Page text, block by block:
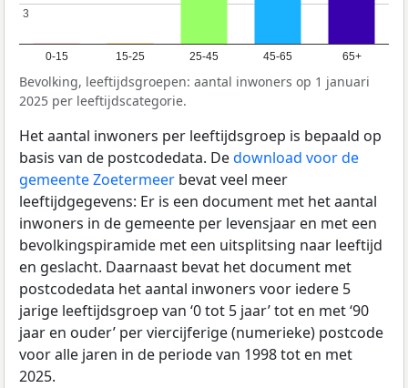
0-15 15-25 25-45 45-65 65+
3
3
Bevolking, leeftijdsgroepen: aantal inwoners op 1 januari
2025 per leeftijdscategorie.
Het aantal inwoners per leeftijdsgroep is bepaald op
basis van de postcodedata. Dedownload voor de
gemeente Zoetermeer bevat veel meer
leeftijdgegevens: Er is een document met het aantal
inwoners in de gemeente per levensjaar en met een
bevolkingspiramide met een uitsplitsing naar leeftijd
en geslacht. Daarnaast bevat het document met
postcodedata het aantal inwoners voor iedere 5
jarige leeftijdsgroep van ‘0 tot 5 jaar’ tot en met ‘90
jaar en ouder’ per viercijferige (numerieke) postcode
voor alle jaren in de periode van 1998 tot en met
2025.